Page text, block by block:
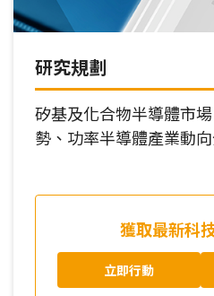
研究規劃
矽基及化合物半導體市
勢、功率半導體產業動向
獲取最新科
立即行動